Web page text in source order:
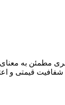
مطمئن به
قیمتی و